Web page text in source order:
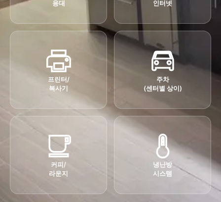
응대 인터넷
프린터/
복사기
주차
(센터별 상이)
커피/
라운지
냉난방
시스템